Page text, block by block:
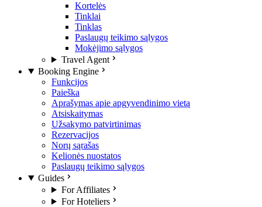
Kortelės
Tinklai
Tinklas
Paslaugų teikimo sąlygos
Mokėjimo sąlygos
Travel Agent
Booking Engine
Funkcijos
Paieška
Aprašymas apie apgyvendinimo vietą
Atsiskaitymas
Užsakymo patvirtinimas
Rezervacijos
Norų sąrašas
Kelionės nuostatos
Paslaugų teikimo sąlygos
Guides
For Affiliates
For Hoteliers